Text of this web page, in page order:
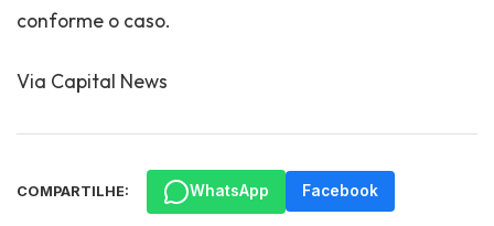
conforme o caso.
Via Capital News
COMPARTILHE: WhatsApp Facebook